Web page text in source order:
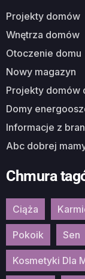
Projekty domów
Wnętrza domów
Otoczenie domu
Nowy magazyn
Projekty domów
Domy
Informacje z
Abc dobrej
Chmura
Ciąża
Pokoik Sen
Kosmetyki Dla